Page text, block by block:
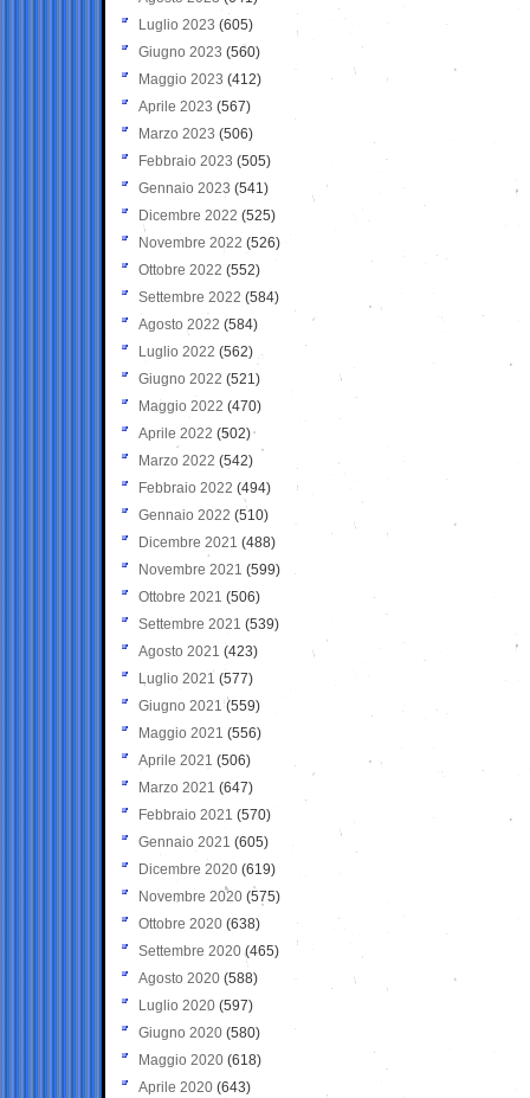
Luglio 2023 (605)
Giugno 2023 (560)
Maggio 2023 (412)
Aprile 2023 (567)
Marzo 2023 (506)
Febbraio 2023 (505)
Gennaio 2023 (541)
Dicembre 2022 (525)
Novembre 2022 (526)
Ottobre 2022 (552)
Settembre 2022 (584)
Agosto 2022 (584)
Luglio 2022 (562)
Giugno 2022 (521)
Maggio 2022 (470)
Aprile 2022 (502)
Marzo 2022 (542)
Febbraio 2022 (494)
Gennaio 2022 (510)
Dicembre 2021 (488)
Novembre 2021 (599)
Ottobre 2021 (506)
Settembre 2021 (539)
Agosto 2021 (423)
Luglio 2021 (577)
Giugno 2021(559)
Maggio 2021 (556)
Aprile 2021 (506)
Marzo 2021 (647)
Febbraio 2021 (570)
Gennaio 2021 (605)
Dicembre 2020 (619)
Novembre 2020 (575)
Ottobre 2020 (638)
Settembre 2020(465)
Agosto 2020 (588)
Luglio 2020 (597)
Giugno 2020 (580)
Maggio 2020 (618)
Aprile 2020 (643)